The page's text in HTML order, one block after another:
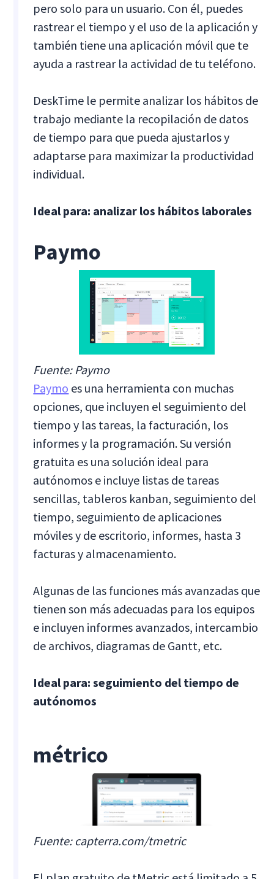
pero solo para un usuario. Con él, puedes
rastrear el tiempo y el uso de la aplicación y
también tiene una aplicación móvil que te
ayuda a rastrear la actividad de tu teléfono.
DeskTime le permite analizar los hábitos de
trabajo mediante la recopilación de datos
de tiempo para que pueda ajustarlos y
adaptarse para maximizar la productividad
individual.
Ideal para: analizar los hábitos laborales
Paymo
Fuente: Paymo
Paymo es una herramienta con muchas
opciones, que incluyen el seguimiento del
tiempo y las tareas, la facturación, los
informes y la programación. Su versión
gratuita es una solución ideal para
autónomos e incluye listas de tareas
sencillas, tableros kanban, seguimiento del
tiempo, seguimiento de aplicaciones
móviles y de escritorio, informes, hasta 3
facturas y almacenamiento.
Algunas de las funciones más avanzadas que
tienen son más adecuadas para los equipos
e incluyen informes avanzados, intercambio
de archivos, diagramas de Gantt, etc.
Ideal para: seguimiento del tiempo de
autónomos
métrico
Fuente: capterra.com/tmetric